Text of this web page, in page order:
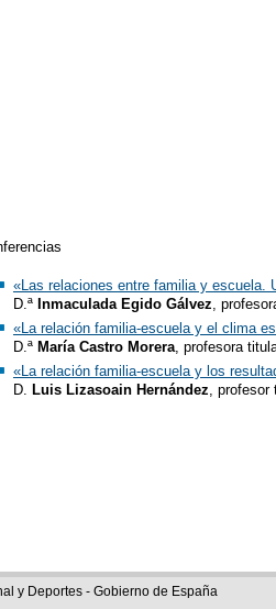
«Las relaciones entre familia y escuela.
D.ª Inmaculada Egido Gálvez ,
«La relación familia-escuela y el clima
D.ª María Castro Morera, profesora
«La relación familia-escuela y los
D. Luis Lizasoain Hernández, profesor
y Deportes - Gobierno de España